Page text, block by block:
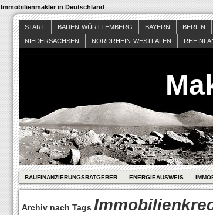
Immobilienmakler in Deutschland
START BADEN-WÜRTTEMBERG BAYERN BERLIN
NIEDERSACHSEN
NORDRHEIN-WESTFALEN
BAUFINANZIERUNGSRATGEBER ENERGIEAUSWEIS
Archiv nach Tags